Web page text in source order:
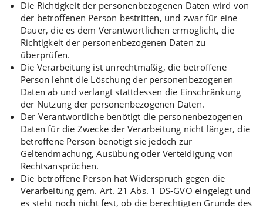
Die Richtigkeit der personenbezogenen Daten wird von
der betroffenen Person bestritten, und zwar für eine
Dauer, die es dem Verantwortlichen ermöglicht, die
Richtigkeit der personenbezogenen Daten zu
überprüfen.
Die Verarbeitung ist unrechtmäßig, die betroffene
Person lehnt die Löschung der personenbezogenen
Daten ab und verlangt stattdessen die Einschränkung
der Nutzung der personenbezogenen Daten.
Der Verantwortliche benötigt die personenbezogenen
Daten für die Zwecke der Verarbeitung nicht länger, die
betroffene Person benötigt sie jedoch zur
Geltendmachung, Ausübung oder Verteidigung von
Rechtsansprüchen.
Die betroffene Person hat Widerspruch gegen die
Verarbeitung gem. Art. 21 Abs. 1 DS-GVO eingelegt und
es steht noch nicht fest, ob die berechtigten Gründe des